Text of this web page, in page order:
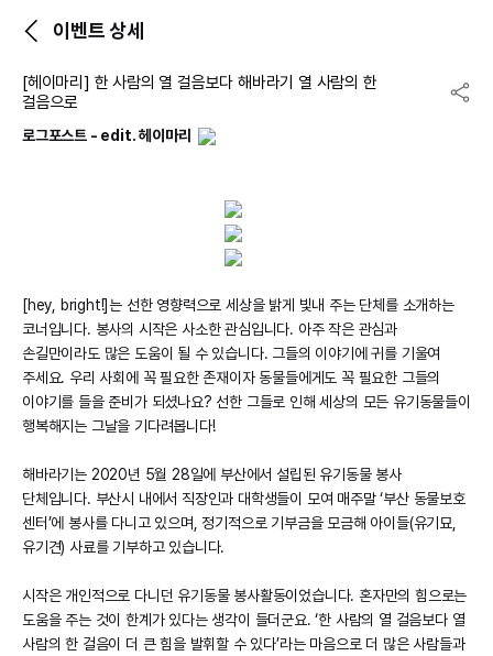
이벤트 상세
[헤이마리] 한 사람의 열 걸음보다 해바라기 열 사람의 한
걸음으로
로그포스트 - edit. 헤이마리
[hey, bright!]는 선한 영향력으로 세상을 밝게 빛내 주는 단체를 소개하는
코너입니다. 봉사의 시작은 사소한 관심입니다. 아주 작은 관심과
손길만이라도 많은 도움이 될 수 있습니다. 그들의 이야기에 귀를 기울여
주세요. 우리 사회에 꼭 필요한 존재이자 동물들에게도 꼭 필요한 그들의
이야기를 들을 준비가 되셨나요? 선한 그들로 인해 세상의 모든 유기동물들이
행복해지는 그날을 기다려봅니다!
해바라기는 2020년 5월 28일에 부산에서 설립된 유기동물 봉사
단체입니다. 부산시 내에서 직장인과 대학생들이 모여 매주말 ‘부산 동물보호
센터’에 봉사를 다니고 있으며, 정기적으로 기부금을 모금해 아이들(유기묘,
유기견) 사료를 기부하고 있습니다.
시작은 개인적으로 다니던 유기동물 봉사활동이었습니다. 혼자만의 힘으로는
도움을 주는 것이 한계가 있다는 생각이 들더군요. ‘한 사람의 열 걸음보다 열
사람의 한 걸음이 더 큰 힘을 발휘할 수 있다’라는 마음으로 더 많은 사람들과